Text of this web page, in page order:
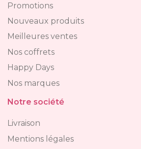
Promotions
Nouveaux produits
Meilleures ventes
Nos coffrets
Happy Days
Nos marques
Notre société
Livraison
Mentions légales